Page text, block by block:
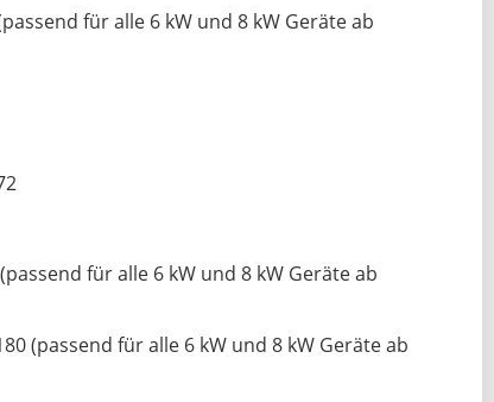
für alle 6 kW und 8 kW Geräte ab
für alle 6 kW und 8 kW Geräte ab
(passend für alle 6 kW und 8 kW Geräte ab